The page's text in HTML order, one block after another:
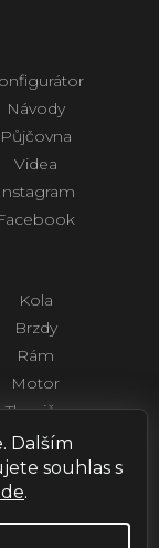
Dalším
souhlas s
.
Návody
Půjčovna
Videa
Instagram
Kola
Brzdy
Rám
Motor
Tlumiče
a ovládaní